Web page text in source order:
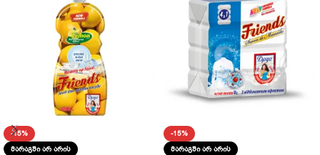
-15%
ᲛᲐᲠᲐᲒᲨᲘ ᲐᲠ ᲐᲠᲘᲡ
-15%
ᲛᲐᲠᲐᲒᲨᲘ ᲐᲠ ᲐᲠᲘᲡ